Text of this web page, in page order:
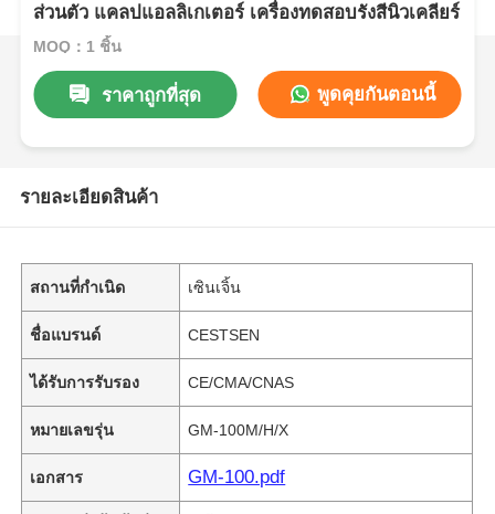
ส่วนตัว แคลปแอลลิเกเตอร์ เครื่องทดสอบรังสีนิวเคลียร์
MOQ：1 ชิ้น
ราคาถูกที่สุด พูดคุยกันตอนนี้
รายละเอียดสินค้า
สถานที่กำเนิด เซินเจิ้น
ชื่อแบรนด์ CESTSEN
ได้รับการรับรอง CE/CMA/CNAS
หมายเลขรุ่น GM-100M/H/X
เอกสาร GM-100.pdf